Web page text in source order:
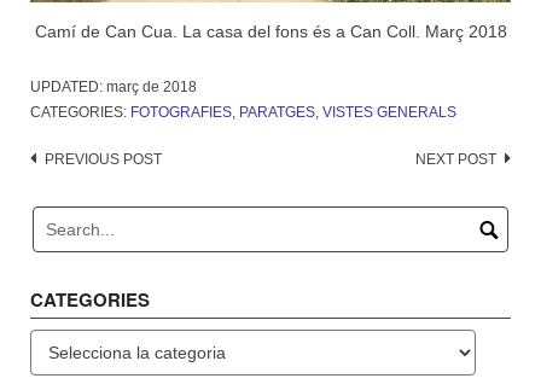
Camí de Can Cua. La casa del fons és a Can Coll. Març 2018
UPDATED: març de 2018
CATEGORIES: FOTOGRAFIES, PARATGES, VISTES GENERALS
Post
PREVIOUS POST NEXT POST
CATEGORIES